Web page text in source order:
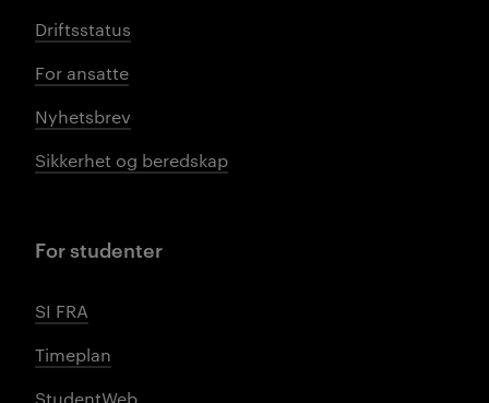
Driftsstatus
For ansatte
Nyhetsbrev
Sikkerhet og beredskap
For studenter
SI FRA
Timeplan